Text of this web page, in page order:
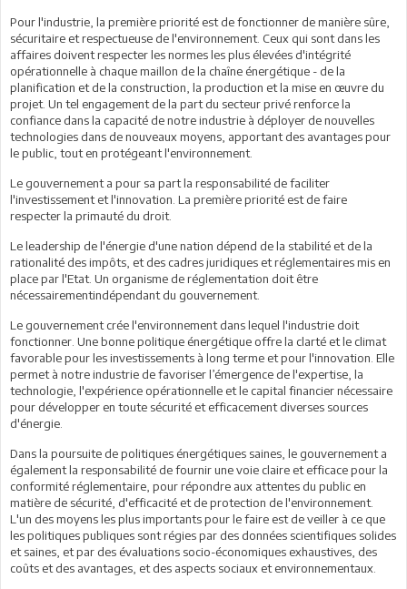
Pour l'industrie, la première priorité est de fonctionner de manière sûre,
sécuritaire et respectueuse de l'environnement. Ceux qui sont dans les
affaires doivent respecter les normes les plus élevées d'intégrité
opérationnelle à chaque maillon de la chaîne énergétique - de la
planification et de la construction, la production et la mise en œuvre du
projet. Un tel engagement de la part du secteur privé renforce la
confiance dans la capacité de notre industrie à déployer de nouvelles
technologies dans de nouveaux moyens, apportant des avantages pour
le public, tout en protégeant l'environnement.
Le gouvernement a pour sa part la responsabilité de faciliter
l'investissement et l'innovation. La première priorité est de faire
respecter la primauté du droit.
Le leadership de l'énergie d'une nation dépend de la stabilité et de la
rationalité des impôts, et des cadres juridiques et réglementaires mis en
place par l'Etat. Un organisme de réglementation doit être
nécessairementindépendant du gouvernement.
Le gouvernement crée l'environnement dans lequel l'industrie doit
fonctionner. Une bonne politique énergétique offre la clarté et le climat
favorable pour les investissements à long terme et pour l'innovation. Elle
permet à notre industrie de favoriser l’émergence de l'expertise, la
technologie, l'expérience opérationnelle et le capital financier nécessaire
pour développer en toute sécurité et efficacement diverses sources
d'énergie.
Dans la poursuite de politiques énergétiques saines, le gouvernement a
également la responsabilité de fournir une voie claire et efficace pour la
conformité réglementaire, pour répondre aux attentes du public en
matière de sécurité, d'efficacité et de protection de l'environnement.
L'un des moyens les plus importants pour le faire est de veiller à ce que
les politiques publiques sont régies par des données scientifiques solides
et saines, et par des évaluations socio-économiques exhaustives, des
coûts et des avantages, et des aspects sociaux et environnementaux.